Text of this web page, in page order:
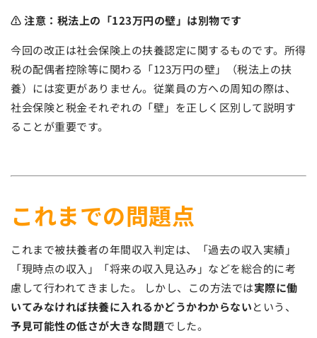
⚠ 注意：税法上の「123万円の壁」は別物です
今回の改正は社会保険上の扶養認定に関するものです。所得
税の配偶者控除等に関わる「123万円の壁」（税法上の扶
養）には変更がありません。従業員の方への周知の際は、
社会保険と税金それぞれの「壁」を正しく区別して説明す
ることが重要です。
これまでの問題点
これまで被扶養者の年間収入判定は、「過去の収入実績」
「現時点の収入」「将来の収入見込み」などを総合的に考
慮して行われてきました。 しかし、この方法では実際に働
いてみなければ扶養に入れるかどうかわからないという、
予見可能性の低さが大きな問題でした。